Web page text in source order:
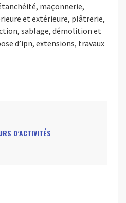
maçonnerie,
et extérieure, plâtrerie,
sablage, démolition et
d’ipn, extensions, travaux
D’ACTIVITÉS